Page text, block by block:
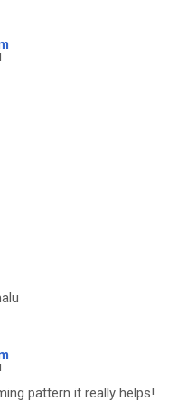
pattern it really helps!